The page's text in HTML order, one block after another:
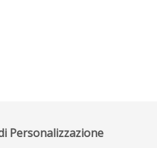
Personalizzazione